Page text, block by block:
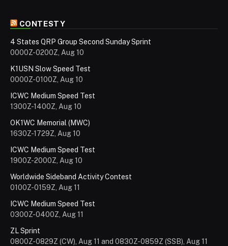
CONTESTY
4 States QRP Group Second Sunday Sprint
0000Z-0200Z, Aug 10
K1USN Slow Speed Test
0000Z-0100Z, Aug 10
ICWC Medium Speed Test
1300Z-1400Z, Aug 10
OK1WC Memorial (MWC)
1630Z-1729Z, Aug 10
ICWC Medium Speed Test
1900Z-2000Z, Aug 10
Worldwide Sideband Activity Contest
0100Z-0159Z, Aug 11
ICWC Medium Speed Test
0300Z-0400Z, Aug 11
ZL Sprint
0800Z-0829Z (CW), Aug 11 and 0830Z-0859Z (SSB), Aug 11